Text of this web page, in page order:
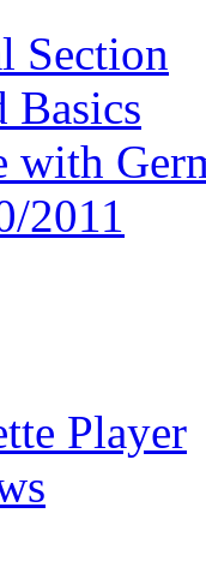
Section
Basics
with
2011
Player